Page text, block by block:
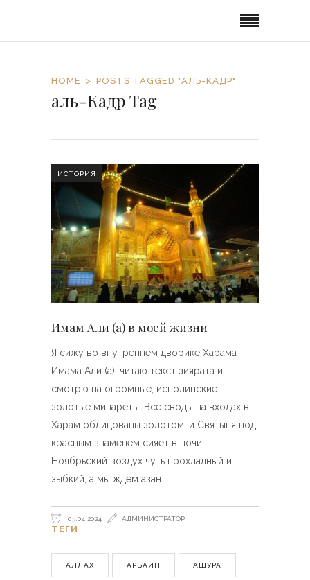
HOME POSTS TAGGED "АЛЬ-КАДР"
аль-Кадр Tag
ИСТОРИЯ
Имам Али (а) в моей жизни
Я сижу во внутреннем дворике Харама
Имама Али (а), читаю текст зиярата и
смотрю на огромные, исполинские
золотые минареты. Все своды на входах в
Харам облицованы золотом, и Святыня под
красным знаменем сияет в ночи.
Ноябрьский воздух чуть прохладный и
зыбкий, а мы ждем азан
03.04.2024 АДМИНИСТРАТОР
ТЕГИ
АЛЛАХ АРБАИН АШУРА